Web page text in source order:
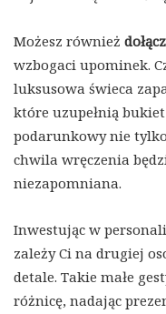
Możesz również
wzbogaci upominek.
luksusowa świeca
które uzupełnią
podarunkowy nie
chwila wręczenia
niezapomniana.
Inwestując w
zależy Ci na drugiej
detale. Takie małe
różnicę, nadając